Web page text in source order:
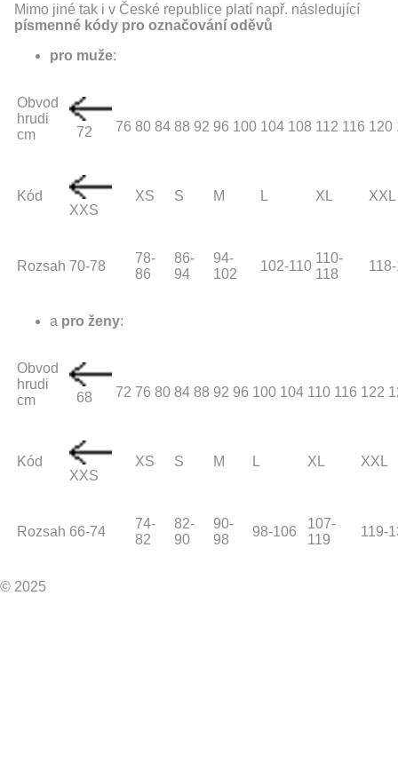
Mimo jiné tak i v České republice platí např. následující
písmenné kódy pro označování oděvů
pro muže:
Obvod
hrudi
cm
72 76 80 84 88 92 96 100 104 108 112 116 120
Kód
XXS
XS S M L XL XXL
Rozsah 70-78
78-
86
86-
94
94-
102
102-110
110-
118
a pro ženy:
Obvod
hrudi
cm
68 72 76 80 84 88 92 96 100 104 110 116 122
Kód
XXS
XS S M L XL XXL
Rozsah 66-74
74-
82
82-
90
90-
98
98-106
107-
119
119-
© 2025